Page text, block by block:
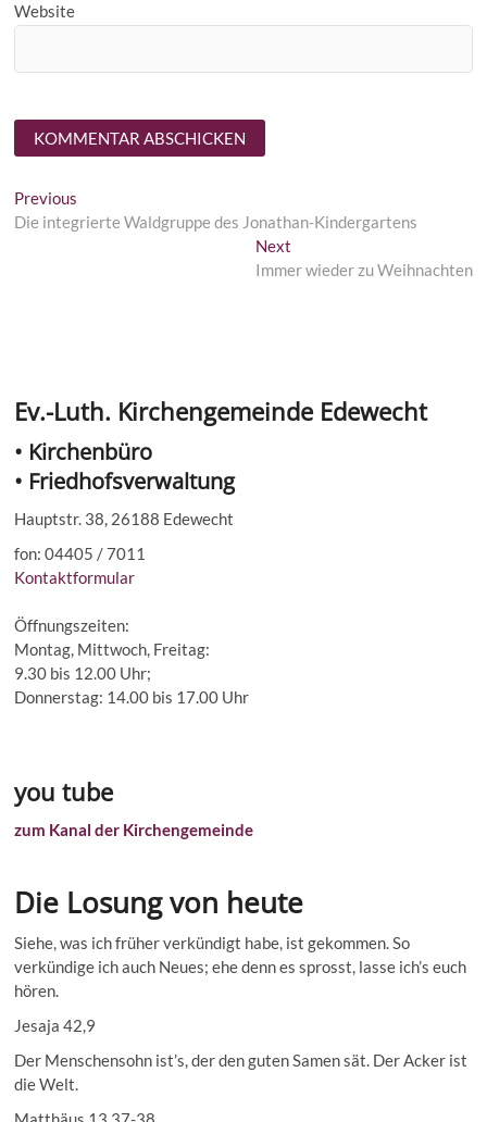
Website
Beitragsnavigation
Previous
post:
Die integrierte Waldgruppe des Jonathan-Kindergartens
NextNext
post:
Immer wieder zu Weihnachten
Ev.-Luth. Kirchengemeinde Edewecht
• Kirchenbüro
• Friedhofsverwaltung
Hauptstr. 38, 26188 Edewecht
fon: 04405 / 7011
Kontaktformular
Öffnungszeiten:
Montag, Mittwoch, Freitag:
9.30 bis 12.00 Uhr;
Donnerstag: 14.00 bis 17.00 Uhr
you tube
zum Kanal der Kirchengemeinde
Die Losung von heute
Siehe, was ich früher verkündigt habe, ist gekommen. So
verkündige ich auch Neues; ehe denn es sprosst, lasse ich’s euch
hören.
Jesaja 42,9
Der Menschensohn ist’s, der den guten Samen sät. Der Acker ist
die Welt.